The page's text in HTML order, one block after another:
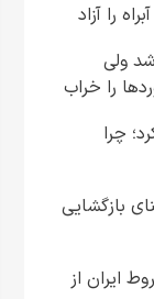
را آزاد
ولی
را خراب
چرا
بازگشایی
ایران از